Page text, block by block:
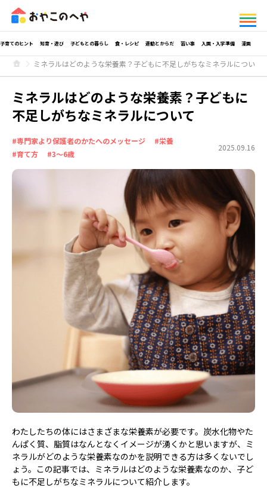
子育てのヒント 知育・遊び 子どもとの暮らし 食・レシピ 運動とからだ 習い事 入園・入学準備 漫画
ミネラルはどのような栄養素？子どもに不足しがちなミネラルについて
ミネラルはどのような栄養素？子どもに
不足しがちなミネラルについて
#専門家より保護者のかたへのメッセージ
#栄養
#育て方
#3～6歳
2025.09.16
わたしたちの体にはさまざまな栄養素が必要です。炭水化物やた
んぱく質、脂質はなんとなくイメージが湧くかと思いますが、ミ
ネラルがどのような栄養素なのかを説明できる方は多くないでし
ょう。この記事では、ミネラルはどのような栄養素なのか、子ど
もに不足しがちなミネラルについて紹介します。